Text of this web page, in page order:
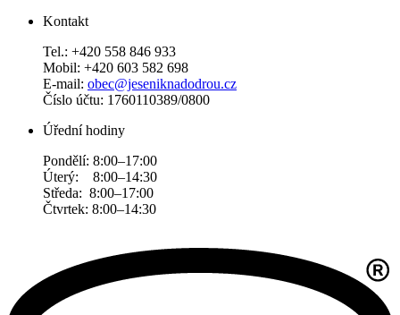
Kontakt
Tel.: +420 558 846 933
Mobil: +420 603 582 698
E-mail: obec@jeseniknadodrou.cz
Číslo účtu: 1760110389/0800
Úřední hodiny
Pondělí: 8:00–17:00
Úterý: 8:00–14:30
Středa: 8:00–17:00
Čtvrtek: 8:00–14:30